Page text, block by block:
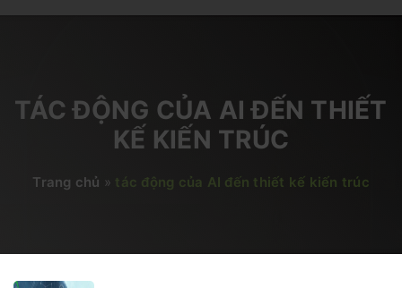
TÁC ĐỘNG CỦA AI ĐẾN THIẾT
KẾ KIẾN TRÚC
Trang chủ » tác động của AI đến thiết kế kiến trúc